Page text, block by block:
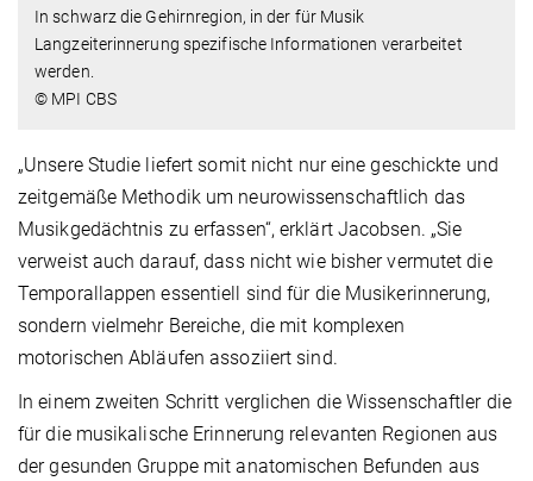
In schwarz die Gehirnregion, in der für Musik
Langzeiterinnerung spezifische Informationen verarbeitet
werden.
© MPI CBS
„Unsere Studie liefert somit nicht nur eine geschickte und
zeitgemäße Methodik um neurowissenschaftlich das
Musikgedächtnis zu erfassen“, erklärt Jacobsen. „Sie
verweist auch darauf, dass nicht wie bisher vermutet die
Temporallappen essentiell sind für die Musikerinnerung,
sondern vielmehr Bereiche, die mit komplexen
motorischen Abläufen assoziiert sind.
In einem zweiten Schritt verglichen die Wissenschaftler die
für die musikalische Erinnerung relevanten Regionen aus
der gesunden Gruppe mit anatomischen Befunden aus